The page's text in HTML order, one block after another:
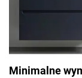
Minimalne